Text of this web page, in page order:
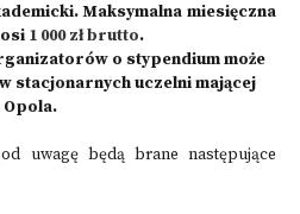
Maksymalna miesięczna
1 000 zł brutto.
o stypendium może
stacjonarnych uczelni mającej
Opola.
uwagę będą brane następujące